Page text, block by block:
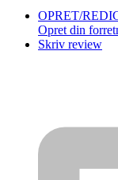
OPRET/
Opret din
Skriv review